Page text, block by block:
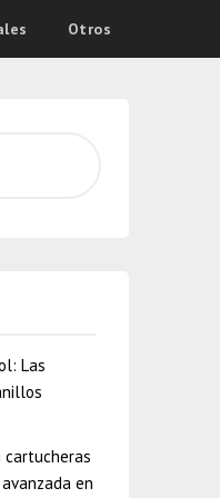
Otros
Las
cartucheras
en